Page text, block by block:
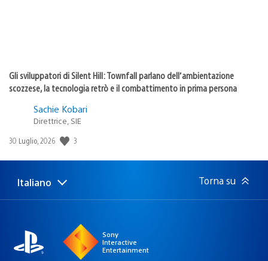
Gli sviluppatori di Silent Hill: Townfall parlano dell’ambientazione
scozzese, la tecnologia retrò e il combattimento in prima persona
Sachie Kobari
Direttrice, SIE
Data
pubblicazione:
30 Luglio, 2026 3
Seleziona
una
Regione
attuale:
Italiano Torna su
Sony
Interactive
Entertainment